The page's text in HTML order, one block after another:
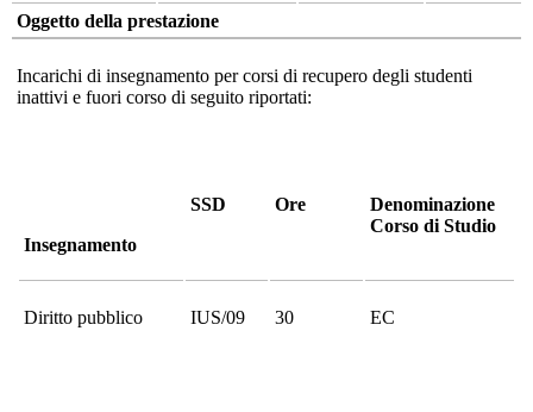
Oggetto della prestazione
Incarichi di insegnamento per corsi di recupero degli studenti
inattivi e fuori corso di seguito riportati:
Insegnamento
SSD Ore
Denominazione
Corso di Studio
Diritto pubblico IUS/09 30 EC